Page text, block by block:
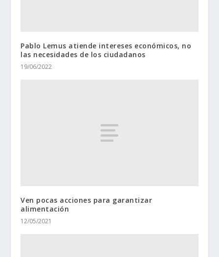
Pablo Lemus atiende intereses económicos, no
las necesidades de los ciudadanos
19/06/2022
Ven pocas acciones para garantizar
alimentación
12/05/2021